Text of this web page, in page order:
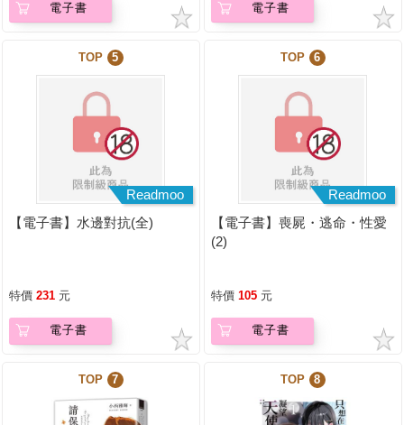
電子書 電子書
TOP 5
Readmoo
【電子書】水邊對抗(全)
特價 231 元
電子書
TOP 6
Readmoo
【電子書】喪屍・逃命・性愛
(2)
特價 105 元
電子書
TOP 7 TOP 8